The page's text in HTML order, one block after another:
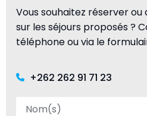
Vous souhaitez réserver ou
sur les séjours proposés ?
téléphone ou via le
+262 262 91 71 23